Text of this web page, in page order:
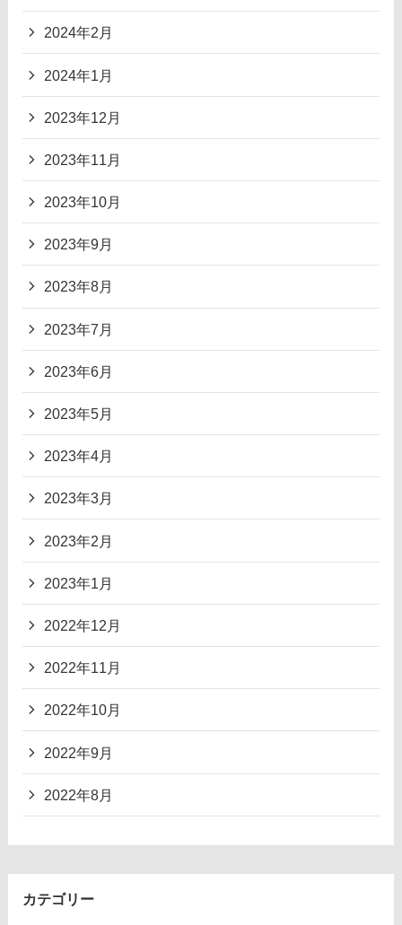
2024年2月
2024年1月
2023年12月
2023年11月
2023年10月
2023年9月
2023年8月
2023年7月
2023年6月
2023年5月
2023年4月
2023年3月
2023年2月
2023年1月
2022年12月
2022年11月
2022年10月
2022年9月
2022年8月
カテゴリー